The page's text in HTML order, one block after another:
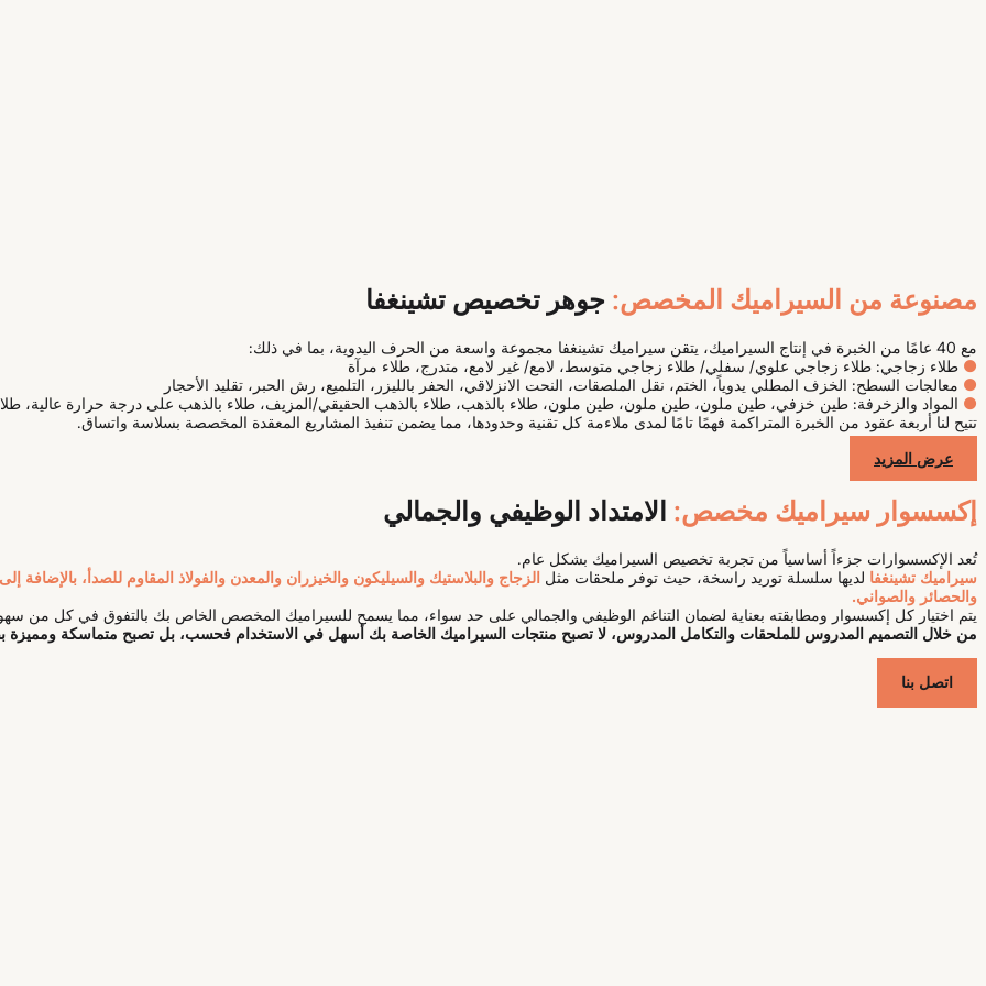
مصنوعة من السيراميك المخصص: جوهر تخصيص تشينغفا
مع 40 عامًا من الخبرة في إنتاج السيراميك، يتقن سيراميك تشينغفا مجموعة واسعة من الحرف اليدوية، بما في ذلك:
● طلاء زجاجي: طلاء زجاجي علوي/ سفلي/ طلاء زجاجي متوسط، لامع/ غير لامع، متدرج، طلاء مرآة
● معالجات السطح: الخزف المطلي يدوياً، الختم، نقل الملصقات، النحت الانزلاقي، الحفر بالليزر، التلميع، رش الحبر، تقليد الأحجار
● المواد والزخرفة: طين خزفي، طين ملون، طين ملون، طين ملون، طلاء بالذهب، طلاء بالذهب الحقيقي/المزيف، طلاء بالذهب على درجة حرارة عالية،
تتيح لنا أربعة عقود من الخبرة المتراكمة فهمًا تامًا لمدى ملاءمة كل تقنية وحدودها، مما يضمن تنفيذ المشاريع المعقدة المخصصة بسلاسة واتساق.
عرض المزيد
إكسسوار سيراميك مخصص: الامتداد الوظيفي والجمالي
تُعد الإكسسوارات جزءاً أساسياً من تجربة تخصيص السيراميك بشكل عام.
سيراميك تشينغفا لديها سلسلة توريد راسخة، حيث توفر ملحقات مثل الزجاج والبلاستيك والسيليكون والخيزران والمعدن والفولاذ المقاوم للصدأ، بالإضافة
والحصائر والصواني.
يتم اختيار كل إكسسوار ومطابقته بعناية لضمان التناغم الوظيفي والجمالي على حد سواء، مما يسمح للسيراميك المخصص الخاص بك بالتفوق في كل من
من خلال التصميم المدروس للملحقات والتكامل المدروس، لا تصبح منتجات السيراميك الخاصة بك أسهل في الاستخدام فحسب، بل تصبح متماسكة ومميزة
اتصل بنا